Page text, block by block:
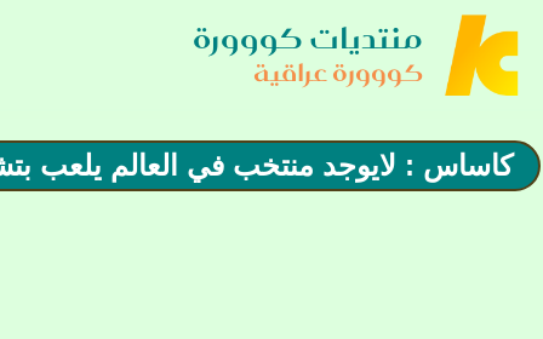
منتديات كووورة
كووورة عراقية
كاساس : لايوجد منتخب في العالم يلعب